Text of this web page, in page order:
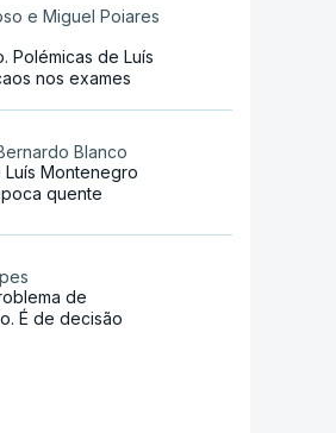
e Miguel Poiares
Polémicas de Luís
nos exames
Blanco
Luís Montenegro
quente
de
É de decisão